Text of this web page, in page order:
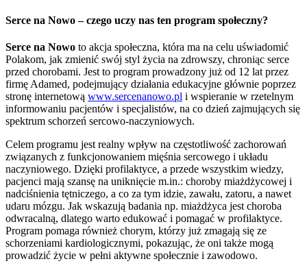
Serce na Nowo – czego uczy nas ten program społeczny?
Serce na Nowo to akcja społeczna, która ma na celu uświadomić
Polakom, jak zmienić swój styl życia na zdrowszy, chroniąc serce
przed chorobami. Jest to program prowadzony już od 12 lat przez
firmę Adamed, podejmujący działania edukacyjne głównie poprzez
stronę internetową www.sercenanowo.pl i wspieranie w rzetelnym
informowaniu pacjentów i specjalistów, na co dzień zajmujących się
spektrum schorzeń sercowo-naczyniowych.
Celem programu jest realny wpływ na częstotliwość zachorowań
związanych z funkcjonowaniem mięśnia sercowego i układu
naczyniowego. Dzięki profilaktyce, a przede wszystkim wiedzy,
pacjenci mają szansę na uniknięcie m.in.: choroby miażdżycowej i
nadciśnienia tętniczego, a co za tym idzie, zawału, zatoru, a nawet
udaru mózgu. Jak wskazują badania np. miażdżyca jest choroba
odwracalną, dlatego warto edukować i pomagać w profilaktyce.
Program pomaga również chorym, którzy już zmagają się ze
schorzeniami kardiologicznymi, pokazując, że oni także mogą
prowadzić życie w pełni aktywne społecznie i zawodowo.